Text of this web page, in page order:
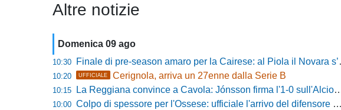
Altre notizie
Domenica 09 ago
10:30 Finale di pre-season amaro per la Cairese: al Piola il Novara s’impone 2-0 con super Valdesi
10:20 UFFICIALE Cerignola, arriva un 27enne dalla Serie B
10:15 La Reggiana convince a Cavola: Jónsson firma l'1-0 sull'Alcione Milano
10:00 Colpo di spessore per l'Ossese: ufficiale l'arrivo del difensore Riccardo Idda